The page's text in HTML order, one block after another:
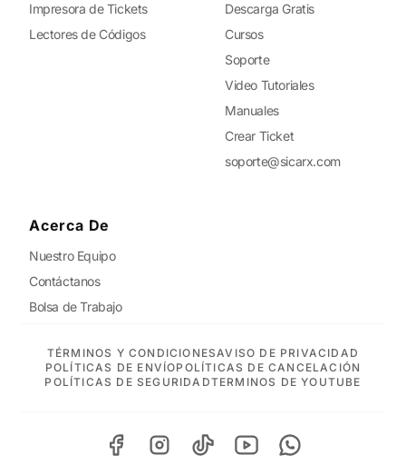
Impresora de Tickets
Lectores de Códigos
Descarga Gratis
Cursos
Soporte
Video Tutoriales
Manuales
Crear Ticket
soporte@sicarx.com
Acerca De
Nuestro Equipo
Contáctanos
Bolsa de Trabajo
TÉRMINOS Y CONDICIONESAVISO DE PRIVACIDAD
POLÍTICAS DE ENVÍOPOLÍTICAS DE CANCELACIÓN
POLÍTICAS DE SEGURIDADTERMINOS DE YOUTUBE